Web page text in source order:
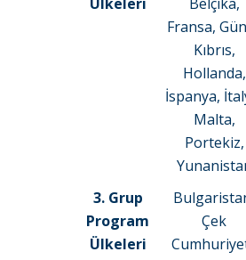
Fransa,
Kıbrıs,
Hollanda,
İspanya,
Malta,
Portekiz,
3. Grup
Program
Ülkeleri
Çek